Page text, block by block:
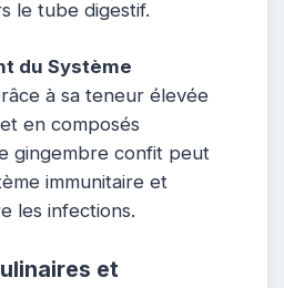
le tube digestif.
du Système
à sa teneur élevée
en composés
gingembre confit peut
immunitaire et
les infections.
et